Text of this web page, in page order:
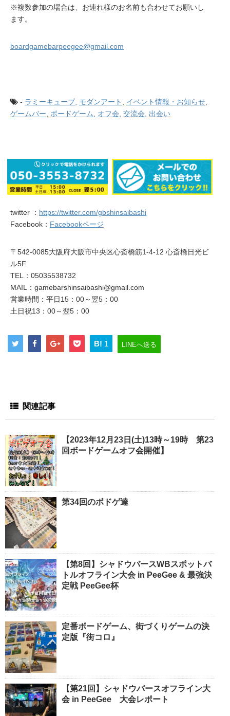
※複数参加の場合は、お連れ様のお名前も合わせてお願いし
ます。
boardgamebarpeegee@gmail.com
- ラミーキューブ モダンアート イベント情報・お知らせ
ゲームバー
ボードゲーム オフ会 交流会 出会い
twitter ： https://twitter.com/gbshinsaibashi
Facebook： Facebookページ
〒542-0085大阪府大阪市中央区心斎橋筋1-4-12 心斎橋日光ビ
ル5F
TEL：05035538732
MAIL：gamebarshinsaibashi@gmail.com
営業時間：平日15：00～翌5：00
土日祝13：00～翌5：00
B! 1 LINEへ送る
関連記事
【2023年12月23日(土)13時～19時 第23
回ボードゲームオフ会開催】
第34回のボドゲ達
【第8回】シャドウバースWBスポットバ
トルオフライン大会 in PeeGee & 最強決
定戦 PeeGee杯
定番ボードゲーム、街づくりゲームの決
定版『街コロ』
【第21回】シャドウバースオフライン大
会 in PeeGee 大会レポート